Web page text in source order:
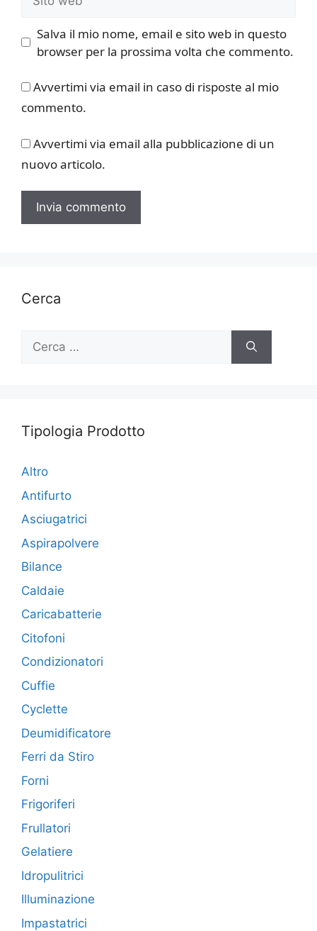
web
Salva il mio nome, email e sito web in questo
browser per la prossima volta che commento.
Avvertimi via email in caso di risposte al mio
commento.
Avvertimi via email alla pubblicazione di un
nuovo articolo.
Cerca
Ricerca
Tipologia Prodotto
Altro
Antifurto
Asciugatrici
Aspirapolvere
Bilance
Caldaie
Caricabatterie
Citofoni
Condizionatori
Cuffie
Cyclette
Deumidificatore
Ferri da Stiro
Forni
Frigoriferi
Frullatori
Gelatiere
Idropulitrici
Illuminazione
Impastatrici